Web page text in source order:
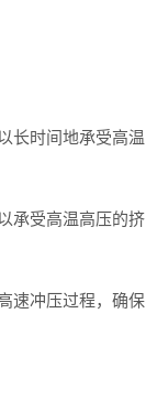
长时间地承受高温
承受高温高压的挤
速冲压过程，确保